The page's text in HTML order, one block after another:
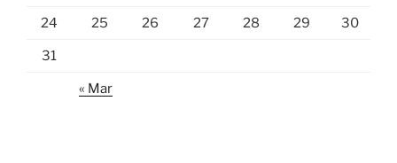
24 25 26 27 28 29 30
31
« Mar